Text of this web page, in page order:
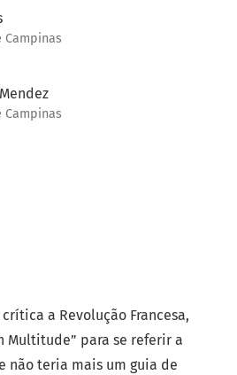
a Revolução Francesa,
Multitude” para se referir a
não teria mais um guia de